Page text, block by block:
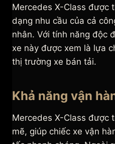
Mercedes X-Class được
dạng nhu cầu của cả
nhân. Với tính năng độc
xe này được xem là lựa
thị trường xe bán tải.
Khả năng vận
Mercedes X-Class được
mẽ, giúp chiếc xe vận